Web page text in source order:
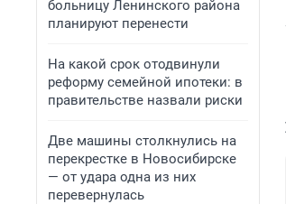
больницу Ленинского района
планируют перенести
На какой срок отодвинули
реформу семейной ипотеки: в
правительстве назвали риски
Две машины столкнулись на
перекрестке в Новосибирске
— от удара одна из них
перевернулась